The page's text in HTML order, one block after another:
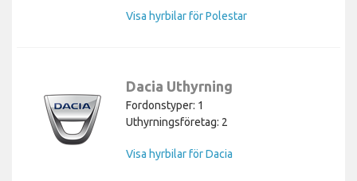
Visa hyrbilar för Polestar
Dacia Uthyrning
Fordonstyper: 1
Uthyrningsföretag: 2
Visa hyrbilar för Dacia